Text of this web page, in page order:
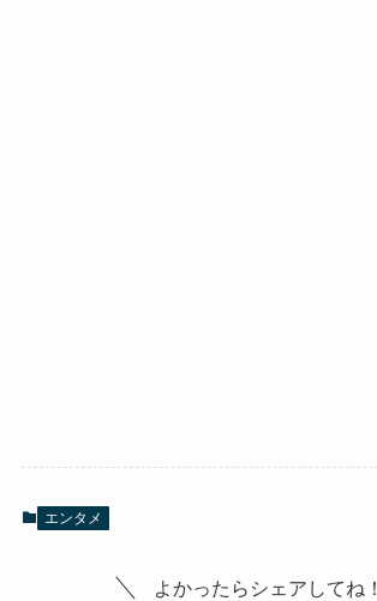
エンタメ
よかったらシェアしてね！